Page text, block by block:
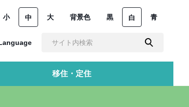
移住・定住
小 中 大 背景色 黒 白 青